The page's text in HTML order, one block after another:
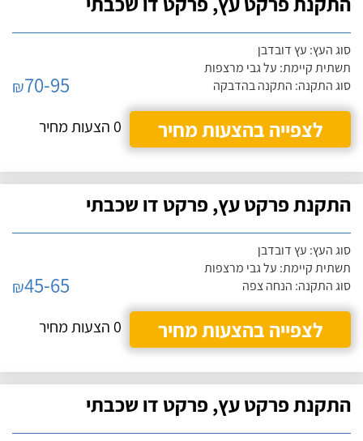
סוג העץ: עץ דובדבן
תשתית קיימת: על גבי מרצפות
סוג התקנה: התקנה בהדבקה
₪70-95
לצפייה בהצעות מחיר
0 הצעות מחיר
התקנת פרקט עץ, פרקט דו שכבתי
סוג העץ: עץ דובדבן
תשתית קיימת: על גבי מרצפות
סוג התקנה: הנחה צפה
₪45-65
לצפייה בהצעות מחיר
0 הצעות מחיר
התקנת פרקט עץ, פרקט דו שכבתי